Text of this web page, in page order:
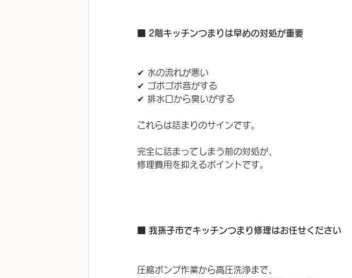
■ 2階キッチンつまりは早めの対処が重要
✔ 水の流れが悪い
✔ ゴボゴボ音がする
✔ 排水口から臭いがする
これらは詰まりのサインです。
完全に詰まってしまう前の対処が、
修理費用を抑えるポイントです。
■ 我孫子市でキッチンつまり修理はお任せください
圧縮ポンプ作業から高圧洗浄まで、